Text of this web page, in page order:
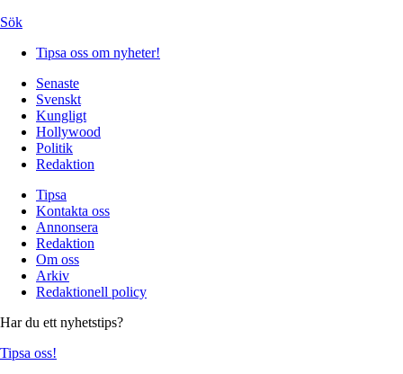
Sök
Tipsa oss om nyheter!
Senaste
Svenskt
Kungligt
Hollywood
Politik
Redaktion
Tipsa
Kontakta oss
Annonsera
Redaktion
Om oss
Arkiv
Redaktionell policy
Har du ett nyhetstips?
Tipsa oss!